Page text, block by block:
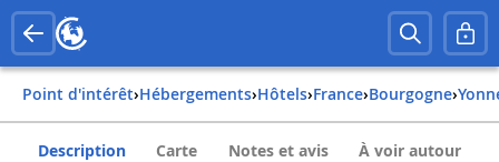
Point d'intérêt› Hébergements› Hôtels› france› bourgogne›
Description Carte Notes et avis À voir autour